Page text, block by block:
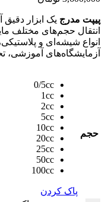
پیپت مدرج یک ابزار
انتقال حجم‌های مختلف
انواع شیشه‌ای و
آزمایشگاه‌های
حجم
0/5cc
1cc
2cc
5cc
10cc
20cc
25cc
50cc
100cc
پاک کردن